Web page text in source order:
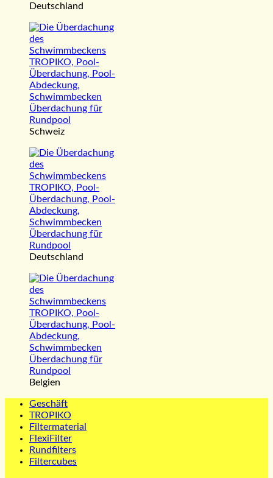
Deutschland
Schweiz
Deutschland
Belgien
Geschäft
TROPIKO
Filtermaterial
FlexiFilter
Rundfilters
Filtercubes